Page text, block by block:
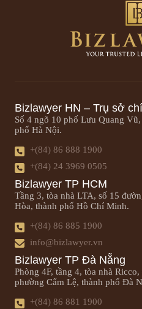
Bizlawyer HN – Trụ sở
Số 4 ngõ 10 phố Lưu Quang
phố Hà Nội.
+(84) 86 888 1900
+(84) 24 3969 0505
Bizlawyer TP HCM
Tầng 3, tòa nhà LTA, số 15
Hòa, thành phố Hồ Chí Minh.
+(84) 86 885 1900
info@bizlawyer.vn
Bizlawyer TP Đà Nẵng
Phòng 4F, tầng 4, tòa nhà
phường Cẩm Lệ, thành phố Đà
+(84) 86 881 1900